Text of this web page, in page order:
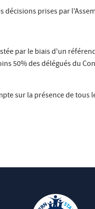
décisions prises par
par le biais d'un
50% des délégués du
sur la présence de tous